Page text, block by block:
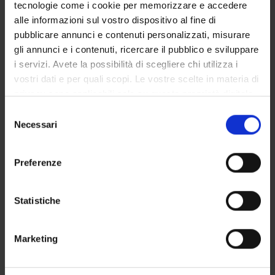
tecnologie come i cookie per memorizzare e accedere
alle informazioni sul vostro dispositivo al fine di
pubblicare annunci e contenuti personalizzati, misurare
gli annunci e i contenuti, ricercare il pubblico e sviluppare
i servizi. Avete la possibilità di scegliere chi utilizza i
vostri dati e per quali scopi. Le vostre scelte in materia di
privacy sono applicabili solo su questa proprietà digitale
modificare o revocare il proprio consenso in qualsiasi
momento dalla Dichiarazione sui cookie o facendo clic
raccogliere informazioni sulla tua posizione
geografica, con un'approssimazione di qualche
Identificare il tuo dispositivo, scansionandolo
delNecessari
Preferenze
Statistiche
Marketing
Technical-administrative staff
Michela Rimondini
Associate Professor
Christa Zimmermann
Research Assistants
SECTIONS
RESEARCH GROUPS